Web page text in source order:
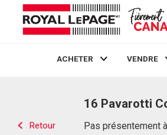
ACHETER VENDRE
Retour
16 Pavarotti
Pas présentement